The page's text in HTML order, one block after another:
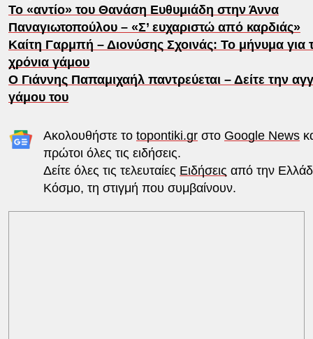
Το «αντίο» του Θανάση Ευθυμιάδη στην Άννα
Παναγιωτοπούλου – «Σ’ ευχαριστώ από καρδιάς»
Καίτη Γαρμπή – Διονύσης Σχοινάς: Το μήνυμα για
χρόνια γάμου
Ο Γιάννης Παπαμιχαήλ παντρεύεται – Δείτε την
γάμου του
Ακολουθήστε το topontiki.grστο Google News
πρώτοι όλες τις ειδήσεις.
Δείτε όλες τις τελευταίες Ειδήσεις από την
Κόσμο, τη στιγμή που συμβαίνουν.